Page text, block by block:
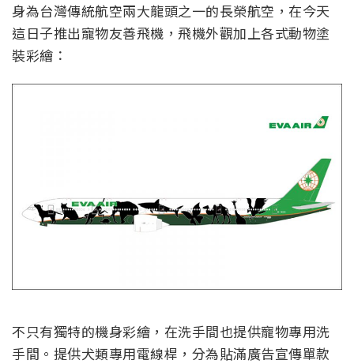
身為台灣傳統航空兩大龍頭之一的長榮航空，在今天
這日子推出寵物友善飛機，飛機外觀加上各式動物塗
裝彩繪：
不只有獨特的機身彩繪，在洗手間也提供寵物專用洗
手間。提供犬類專用電線桿，分為貼滿廣告宣傳單款